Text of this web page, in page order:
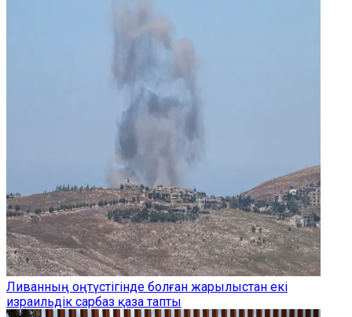
Ливанның оңтүстігінде болған жарылыстан екі
израильдік сарбаз қаза тапты